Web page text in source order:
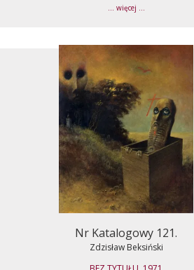
... więcej ...
Nr Katalogowy 121.
Zdzisław Beksiński